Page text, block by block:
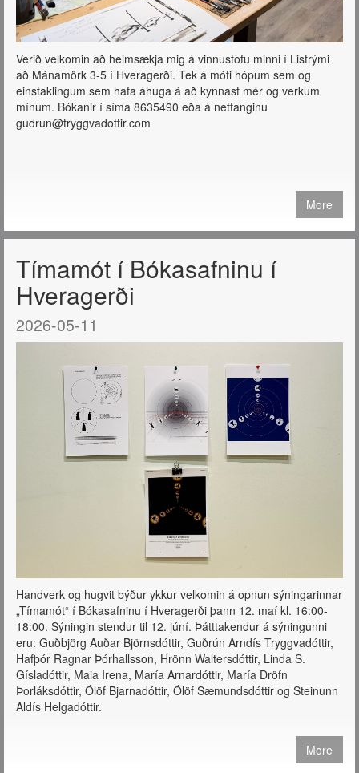
Verið velkomin að heimsækja mig á vinnustofu minni í Listrými
að Mánamörk 3-5 í Hveragerði. Tek á móti hópum sem og
einstaklingum sem hafa áhuga á að kynnast mér og verkum
mínum. Bókanir í síma 8635490 eða á netfanginu
gudrun@tryggvadottir.com
More
Tímamót í Bókasafninu í
Hveragerði
2026-05-11
Handverk og hugvit býður ykkur velkomin á opnun sýningarinnar
„Tímamót“ í Bókasafninu í Hveragerði þann 12. maí kl. 16:00-
18:00. Sýningin stendur til 12. júní. Þátttakendur á sýningunni
eru: Guðbjörg Auðar Björnsdóttir, Guðrún Arndís Tryggvadóttir,
Hafþór Ragnar Þórhallsson, Hrönn Waltersdóttir, Linda S.
Gísladóttir, Maia Irena, María Arnardóttir, María Dröfn
Þorláksdóttir, Ólöf Bjarnadóttir, Ólöf Sæmundsdóttir og Steinunn
Aldís Helgadóttir.
More